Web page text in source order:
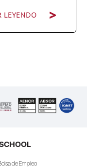
LEYENDO
a
de
además
de Empleo